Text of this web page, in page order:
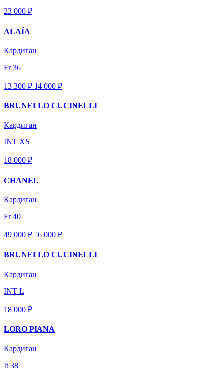
23 000 ₽
ALAÏA
Кардиган
Fr 36
13 300 ₽ 14 000 ₽
BRUNELLO CUCINELLI
Кардиган
INT XS
18 000 ₽
CHANEL
Кардиган
Fr 40
49 000 ₽ 56 000 ₽
BRUNELLO CUCINELLI
Кардиган
INT L
18 000 ₽
LORO PIANA
Кардиган
It 38